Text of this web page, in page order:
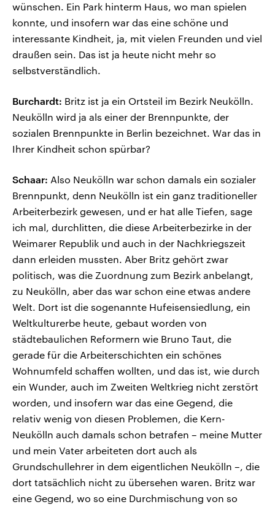
wünschen. Ein Park hinterm Haus, wo man spielen
konnte, und insofern war das eine schöne und
interessante Kindheit, ja, mit vielen Freunden und viel
draußen sein. Das ist ja heute nicht mehr so
selbstverständlich.
Burchardt: Britz ist ja ein Ortsteil im Bezirk Neukölln.
Neukölln wird ja als einer der Brennpunkte, der
sozialen Brennpunkte in Berlin bezeichnet. War das in
Ihrer Kindheit schon spürbar?
Schaar: Also Neukölln war schon damals ein sozialer
Brennpunkt, denn Neukölln ist ein ganz traditioneller
Arbeiterbezirk gewesen, und er hat alle Tiefen, sage
ich mal, durchlitten, die diese Arbeiterbezirke in der
Weimarer Republik und auch in der Nachkriegszeit
dann erleiden mussten. Aber Britz gehört zwar
politisch, was die Zuordnung zum Bezirk anbelangt,
zu Neukölln, aber das war schon eine etwas andere
Welt. Dort ist die sogenannte Hufeisensiedlung, ein
Weltkulturerbe heute, gebaut worden von
städtebaulichen Reformern wie Bruno Taut, die
gerade für die Arbeiterschichten ein schönes
Wohnumfeld schaffen wollten, und das ist, wie durch
ein Wunder, auch im Zweiten Weltkrieg nicht zerstört
worden, und insofern war das eine Gegend, die
relativ wenig von diesen Problemen, die Kern-
Neukölln auch damals schon betrafen – meine Mutter
und mein Vater arbeiteten dort auch als
Grundschullehrer in dem eigentlichen Neukölln –, die
dort tatsächlich nicht zu übersehen waren. Britz war
eine Gegend, wo so eine Durchmischung von so